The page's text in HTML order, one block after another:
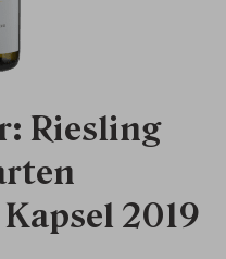
Riesling
2019